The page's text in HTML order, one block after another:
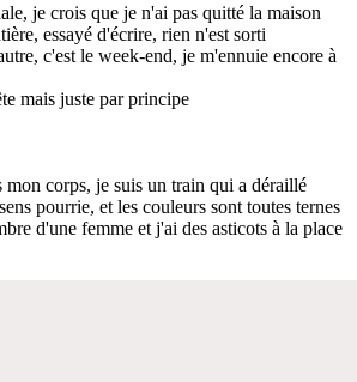
je crois que je n'ai pas quitté la maison
essayé d'écrire, rien n'est sorti
c'est le week-end, je m'ennuie encore à
mais juste par principe
mon corps, je suis un train qui a déraillé
pourrie, et les couleurs sont toutes ternes
d'une femme et j'ai des asticots à la place